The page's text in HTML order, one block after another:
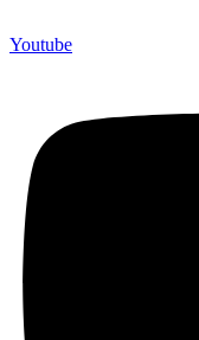
Youtube